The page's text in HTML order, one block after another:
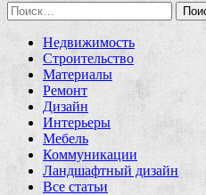
Найти:
Недвижимость
Строительство
Материалы
Ремонт
Дизайн
Интерьеры
Мебель
Коммуникации
Ландшафтный дизайн
Все статьи